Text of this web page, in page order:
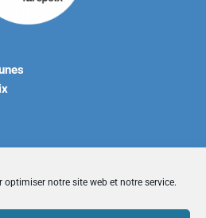
notre site web et notre service.